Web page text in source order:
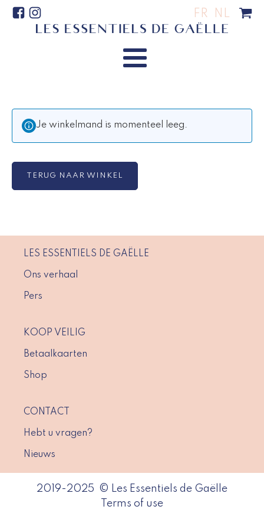
FR NL
Je winkelmand is momenteel leeg.
TERUG NAAR WINKEL
LES ESSENTIELS DE GAËLLE
Ons verhaal
Pers
KOOP VEILIG
Betaalkaarten
Shop
CONTACT
Hebt u vragen?
Nieuws
2019-2025 © Les Essentiels de Gaëlle
Terms of use